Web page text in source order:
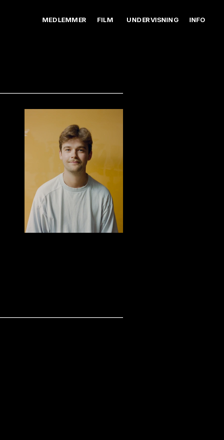
UNDERVISNING
MEDLEMMER INFO
FILM